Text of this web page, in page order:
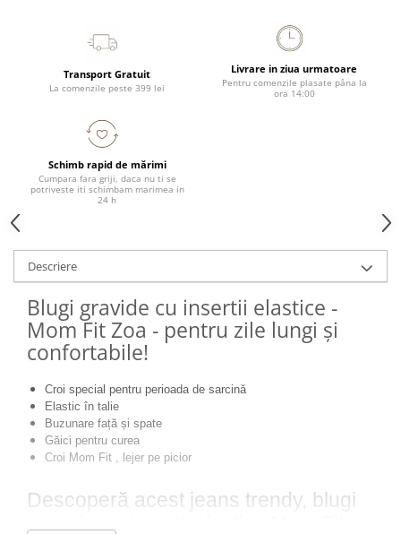
Transport Gratuit
La comenzile peste 399 lei
Livrare in ziua urmatoare
Pentru comenzile plasate pâna la
ora 14:00
Schimb rapid de mărimi
Cumpara fara griji, daca nu ti se
potriveste iti schimbam marimea in
24 h
Descriere
Blugi gravide cu insertii elastice -
Mom Fit Zoa - pentru zile lungi și
confortabile!
Croi special pentru perioada de sarcină
Elastic în talie
Buzunare față și spate
Găici pentru curea
Croi Mom Fit , lejer pe picior
Descoperă acest jeans trendy, blugi